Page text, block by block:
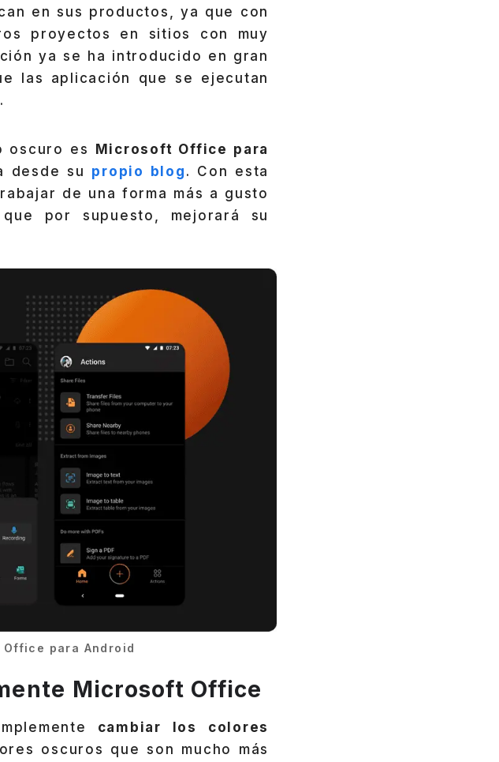
en sus productos, ya que con
proyectos en sitios con muy
ya se ha introducido en gran
las aplicación que se ejecutan
oscuro es Microsoft Office para
desde su propio blog . Con esta
de una forma más a gusto
por supuesto, mejorará su
para Android
Microsoft Office
cambiar los colores
oscuros que son mucho más